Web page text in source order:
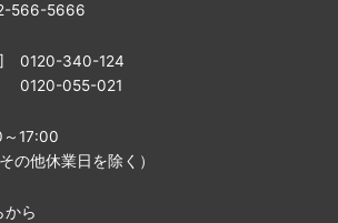
5666
] 0120-340-124
0120-055-021
17:00
の他休業日を除く）
から